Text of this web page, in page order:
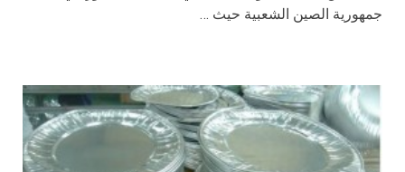
جمهورية الصين الشعبية حيث …